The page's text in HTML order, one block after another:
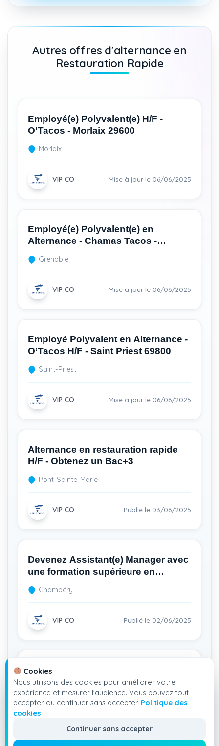
Autres offres d'alternance en
Restauration Rapide
Employé(e) Polyvalent(e) H/F -
O'Tacos - Morlaix 29600
Morlaix
VIP CO Mise à jour le 06/06/2025
Employé(e) Polyvalent(e) en
Alternance - Chamas Tacos -
Grenoble
VIP CO Mise à jour le 06/06/2025
Employé Polyvalent en Alternance -
O’Tacos H/F - Saint Priest 69800
Saint-Priest
VIP CO Mise à jour le 06/06/2025
Alternance en restauration rapide
H/F - Obtenez un Bac+3
Pont-Sainte-Marie
VIP CO Publié le 03/06/2025
Devenez Assistant(e) Manager avec
une formation supérieure en
Chambéry
VIP CO Publié le 02/06/2025
Devenez Manager en restauration
H/F – Alternance avec formation
diplômante bac+3
Strasbourg
VIP CO Publié le 02/06/2025
Cookies
Nous utilisons des cookies pour améliorer votre
expérience et mesurer l'audience. Vous pouvez tout
accepter ou continuer sans accepter. Politique des
cookies
Continuer sans accepter